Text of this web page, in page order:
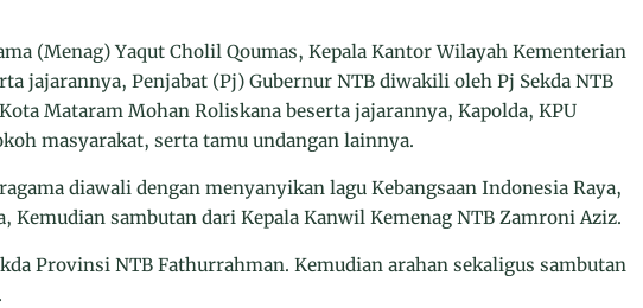
(Menag) Yaqut Cholil Qoumas, Kepala Kantor Wilayah Kementerian
jajarannya, Penjabat (Pj) Gubernur NTB diwakili oleh Pj Sekda NTB
Mataram Mohan Roliskana beserta jajarannya, Kapolda, KPU
masyarakat, serta tamu undangan lainnya.
diawali dengan menyanyikan lagu Kebangsaan Indonesia Raya,
Kemudian sambutan dari Kepala Kanwil Kemenag NTB Zamroni Aziz.
Provinsi NTB Fathurrahman. Kemudian arahan sekaligus sambutan